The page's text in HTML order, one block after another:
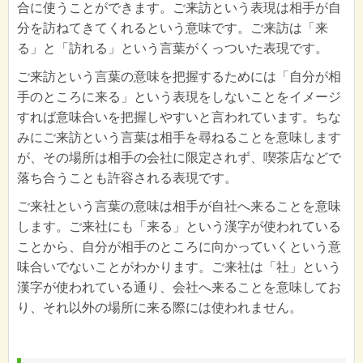
合に使うことができます。ご来訪という表現は相手が自
分を訪ねてきてくれるという意味です。ご来訪は「来
る」と「訪れる」という言葉がくっついた表現です。
ご来訪という言葉の意味を把握するためには「自分が相
手のところに来る」という表現をしないことをイメージ
すれば意味合いを把握しやすいと言われています。ちな
みにご来訪という言葉は相手を尋ねることを意味します
が、その場所は相手の会社に限定されず、喫茶店などで
落ち合うことも許容される表現です。
ご来社という言葉の意味は相手が自社へ来ることを意味
します。ご来社にも「来る」という漢字が使われている
ことから、自分が相手のところに向かっていくという意
味合いでないことがわかります。ご来社は「社」という
漢字が使われている通り、会社へ来ることを意味してお
り、それ以外の場所に来る際には使われません。